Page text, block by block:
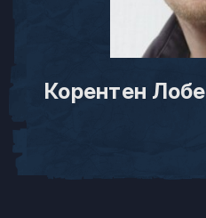
Корентен Лобе